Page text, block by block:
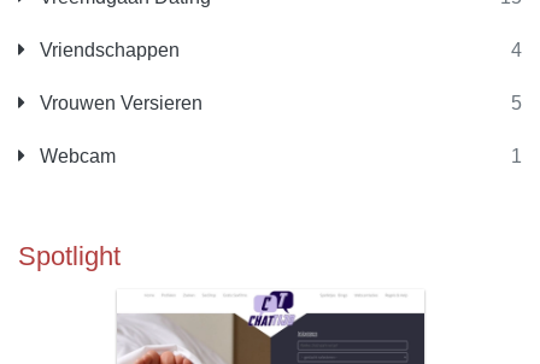
Vriendschappen 4
Vrouwen Versieren 5
Webcam 1
Spotlight